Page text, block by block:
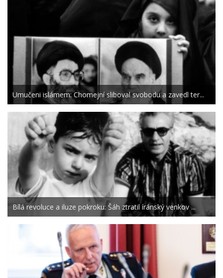
Umučeni islámem: Chomejní sliboval svobodu a zavedl ter...
Bílá revoluce a iluze pokroku: Šáh ztratil íránský venkov ...